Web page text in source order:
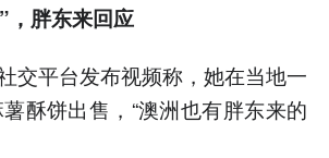
，胖东来回应
交平台发布视频称，她在当地一
酥饼出售，“澳洲也有胖东来的